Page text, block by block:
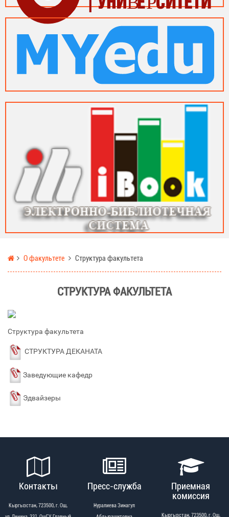
О факультете Структура факультета
СТРУКТУРА ФАКУЛЬТЕТА
Структура факультета
СТРУКТУРА ДЕКАНАТА
Заведующие кафедр
Эдвайзеры
Контакты
Кыргызстан, 723500, г. Ош,
Пресс-служба
Нуралиева Зинагул
Приемная
комиссия
Кыргызстан, 723500, г. Ош,